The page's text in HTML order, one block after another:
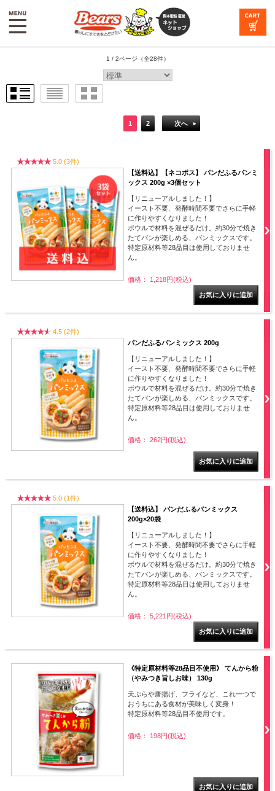
1 / 2ページ （全28件）
1 2 次へ
5.0 (3件)
【送料込】【ネコポス】 パンだふるパンミ
ックス 200g ×3個セット
【リニューアルしました！】
イースト不要、発酵時間不要でさらに手軽
に作りやすくなりました！
ボウルで材料を混ぜるだけ。約30分で焼き
たてパンが楽しめる、パンミックスです。
特定原材料等28品目は使用しておりませ
ん。
価格： 1,218円(税込)
4.5 (2件)
パンだふるパンミックス 200g
【リニューアルしました！】
イースト不要、発酵時間不要でさらに手軽
に作りやすくなりました！
ボウルで材料を混ぜるだけ。約30分で焼き
たてパンが楽しめる、パンミックスです。
特定原材料等28品目は使用しておりませ
ん。
価格： 262円(税込)
5.0 (1件)
【送料込】 パンだふるパンミックス
200g×20袋
【リニューアルしました！】
イースト不要、発酵時間不要でさらに手軽
に作りやすくなりました！
ボウルで材料を混ぜるだけ。約30分で焼き
たてパンが楽しめる、パンミックスです。
特定原材料等28品目は使用しておりませ
ん。
価格： 5,221円(税込)
《特定原材料等28品目不使用》 てんから粉
（やみつき旨しお味） 130g
天ぷらや唐揚げ、フライなど、これ一つで
おうちにある食材が美味しく変身！
特定原材料等28品目不使用です。
価格： 198円(税込)